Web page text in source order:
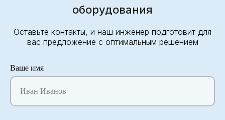
оборудования
Оставьте контакты, и наш инженер подготовит для
вас предложение с оптимальным решением
Ваше имя
Иван Иванов